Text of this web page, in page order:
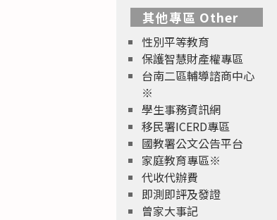
其他專區 Other
性別平等教育
保護智慧財產權專區
台南二區輔導諮商中心
※
學生事務資訊網
移民署ICERD專區
國教署公文公告平台
家庭教育專區※
代收代辦費
即測即評及發證
曾家大事記